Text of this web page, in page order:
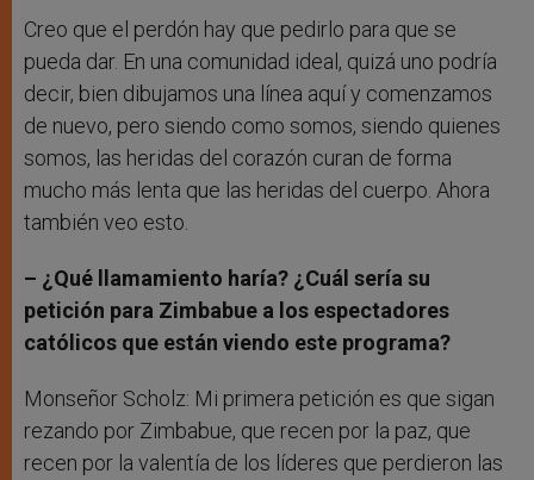
Creo que el perdón hay que pedirlo para que se
pueda dar. En una comunidad ideal, quizá uno podría
decir, bien dibujamos una línea aquí y comenzamos
de nuevo, pero siendo como somos, siendo quienes
somos, las heridas del corazón curan de forma
mucho más lenta que las heridas del cuerpo. Ahora
también veo esto.
– ¿Qué llamamiento haría? ¿Cuál sería su
petición para Zimbabue a los espectadores
católicos que están viendo este programa?
Monseñor Scholz: Mi primera petición es que sigan
rezando por Zimbabue, que recen por la paz, que
recen por la valentía de los líderes que perdieron las